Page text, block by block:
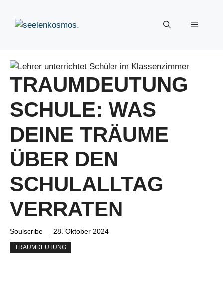
Inhalt
springen
Menü
TRAUMDEUTUNG
SCHULE: WAS
DEINE TRÄUME
ÜBER DEN
SCHULALLTAG
VERRATEN
Soulscribe 28. Oktober 2024
TRAUMDEUTUNG